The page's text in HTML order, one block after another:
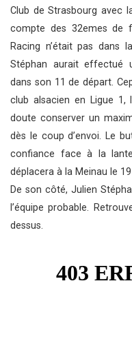
Club de Strasbourg avec
compte des 32emes de
Racing n’était pas dans
Stéphan aurait effectué
dans son 11 de départ.
club alsacien en Ligue 1,
doute conserver un
dès le coup d’envoi. Le
confiance face à la
déplacera à la Meinau le
De son côté, Julien
l’équipe probable.
dessus.